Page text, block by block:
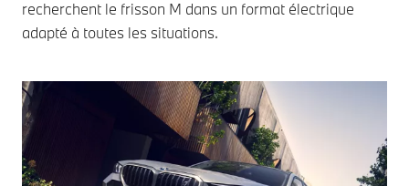
recherchent le frisson M dans un format électrique
adapté à toutes les situations.